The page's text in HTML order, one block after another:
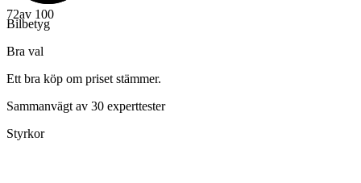
72av 100
Bilbetyg
Bra val
Ett bra köp om priset stämmer.
Sammanvägt av 30 experttester
Styrkor